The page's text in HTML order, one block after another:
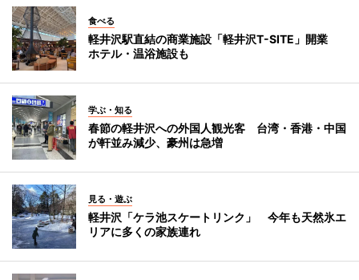
食べる
軽井沢駅直結の商業施設「軽井沢T-SITE」開業
ホテル・温浴施設も
学ぶ・知る
春節の軽井沢への外国人観光客 台湾・香港・中国
が軒並み減少、豪州は急増
見る・遊ぶ
軽井沢「ケラ池スケートリンク」 今年も天然氷エ
リアに多くの家族連れ